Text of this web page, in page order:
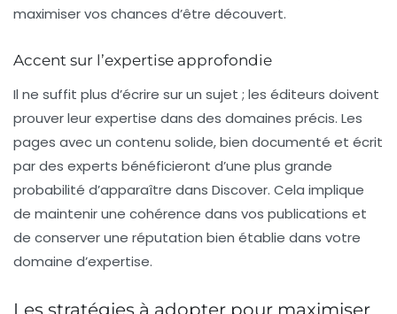
maximiser vos chances d’être découvert.
Accent sur l’expertise approfondie
Il ne suffit plus d’écrire sur un sujet ; les éditeurs doivent
prouver leur expertise dans des domaines précis. Les
pages avec un contenu solide, bien documenté et écrit
par des experts bénéficieront d’une plus grande
probabilité d’apparaître dans Discover. Cela implique
de maintenir une cohérence dans vos publications et
de conserver une réputation bien établie dans votre
domaine d’expertise.
Les stratégies à adopter pour maximiser